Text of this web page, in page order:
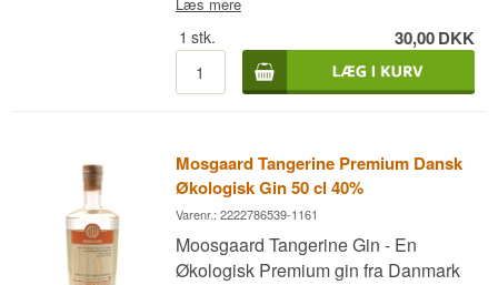
1 stk. 30,00DKK
Mosgaard Tangerine Premium Dansk
Økologisk Gin 50 cl 40%
Varenr.: 2222786539-1161
Moosgaard Tangerine Gin - En
Økologisk Premium gin fra Danmark